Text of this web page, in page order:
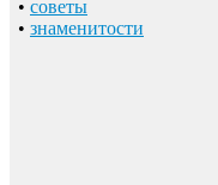
• советы
• знаменитости